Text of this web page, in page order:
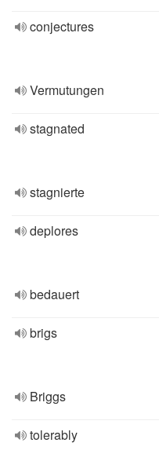
conjectures
Vermutungen
stagnated
stagnierte
deplores
bedauert
brigs
Briggs
tolerably